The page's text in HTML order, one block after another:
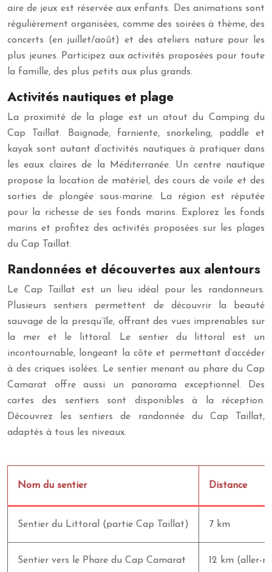
aire de jeux est réservée aux enfants. Des animations sont
régulièrement organisées, comme des soirées à thème, des
concerts (en juillet/août) et des ateliers nature pour les
plus jeunes. Participez aux activités proposées pour toute
la famille, des plus petits aux plus grands.
Activités nautiques et plage
La proximité de la plage est un atout du Camping du
Cap Taillat. Baignade, farniente, snorkeling, paddle et
kayak sont autant d’activités nautiques à pratiquer dans
les eaux claires de la Méditerranée. Un centre nautique
propose la location de matériel, des cours de voile et des
sorties de plongée sous-marine. La région est réputée
pour la richesse de ses fonds marins. Explorez les fonds
marins et profitez des activités proposées sur les plages
du Cap Taillat.
Randonnées et découvertes aux alentours
Le Cap Taillat est un lieu idéal pour les randonneurs.
Plusieurs sentiers permettent de découvrir la beauté
sauvage de la presqu’île, offrant des vues imprenables sur
la mer et le littoral. Le sentier du littoral est un
incontournable, longeant la côte et permettant d’accéder
à des criques isolées. Le sentier menant au phare du Cap
Camarat offre aussi un panorama exceptionnel. Des
cartes des sentiers sont disponibles à la réception.
Découvrez les sentiers de randonnée du Cap Taillat,
adaptés à tous les niveaux.
Nom du sentier Distance
Sentier du Littoral (partie Cap Taillat) 7 km
Sentier vers le Phare du Cap Camarat 12 km (aller-